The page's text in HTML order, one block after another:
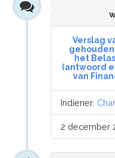
Verslag
gehouden
het
(antwoord
van
Indiener:
2 december